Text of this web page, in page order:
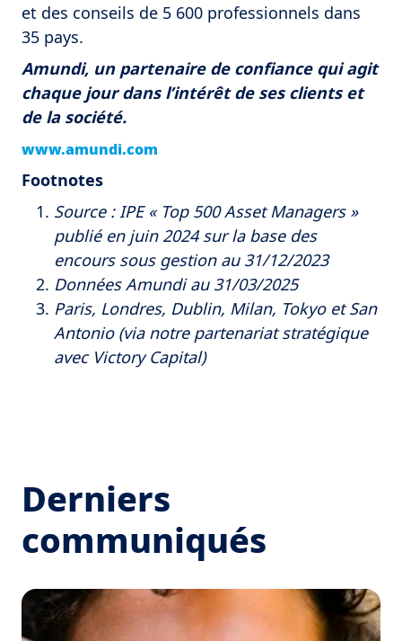
et des conseils de 5 600 professionnels dans
35 pays.
Amundi, un partenaire de confiance qui agit
chaque jour dans l’intérêt de ses clients et
de la société.
www.amundi.com
Footnotes
Source : IPE « Top 500 Asset Managers »
publié en juin 2024 sur la base des
encours sous gestion au 31/12/2023
Données Amundi au 31/03/2025
Paris, Londres, Dublin, Milan, Tokyo et San
Antonio (via notre partenariat stratégique
avec Victory Capital)
Derniers
communiqués